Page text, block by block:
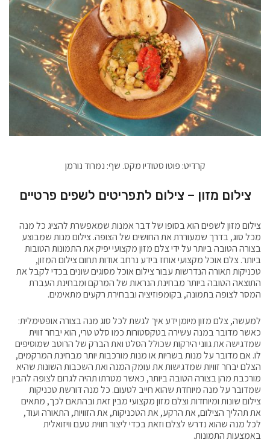
קרדיט: פוטו סטודיו מקס. שף: נמרוד נורמן
צילום מזון – צילום לתפריטים לשפים פרטיים
צילום מזון לשפים הוא בסופו של דבר אמנות שמאפשרת להציג כל מנה
מכל סוג, בדרך שמעוררת את החושים של הצופה. צילום מנות שמבוצע
בצורה הטובה ביותר על ידי צלם מזון מקצועי יפיק את התמונות הטובות
ביותר. צלם אוכל מקצועי אוחז בידע נרחב אודות תחום צילום המזון,
טכניקות תאורה הנדרשות עבור צילום אוכל מסוגים שונים בכדי לקבל את
התוצאה הטובה ביותר מבחינת הנראות של המרקם ומבחינת העברת
המסר לצופה בתמונה, בקומפוזיציה ובבחירת רקעים מתאימים.
למעשה, צלם מזון מיומן ידע איך לגשת לכל סוג מנה בצורה אופטימלית:
כאשר מדובר במנה עשירה בטקסטורות כמו סלט טרי, הוא יבחר זווית
שמדגישה את גווני הירקות שכולל הסלט ואת הברק של הרוטב שמוסיפים
לו. אם מדובר על מנות בשריות או מנות מורכבות יותר מבחינת המרקמים,
הצלם יבחר זוויות שמדגישות את עומק המנה ואת השכבות השונות שהיא
מורכבת מהן בצורה הטובה ביותר, כאשר מטרתו תהיה לגרום לצופה להבין
שמדובר על מנה מיוחדת שהוא חייב לטעום. כל מנה דורשת טכניקות
צילום שונות ומיוחדות וצלם מזון מקצועי מבין זאת ובהתאם לכך, מתאים
את תהליך הצילום, את הרקע, את הטכניקות, את הזוויות, התאורה ועוד,
לכל מנה שהוא נדרש לצלם וזאת בכדי ליצור חווית טעם וויזואלית
באמצעות התמונות.